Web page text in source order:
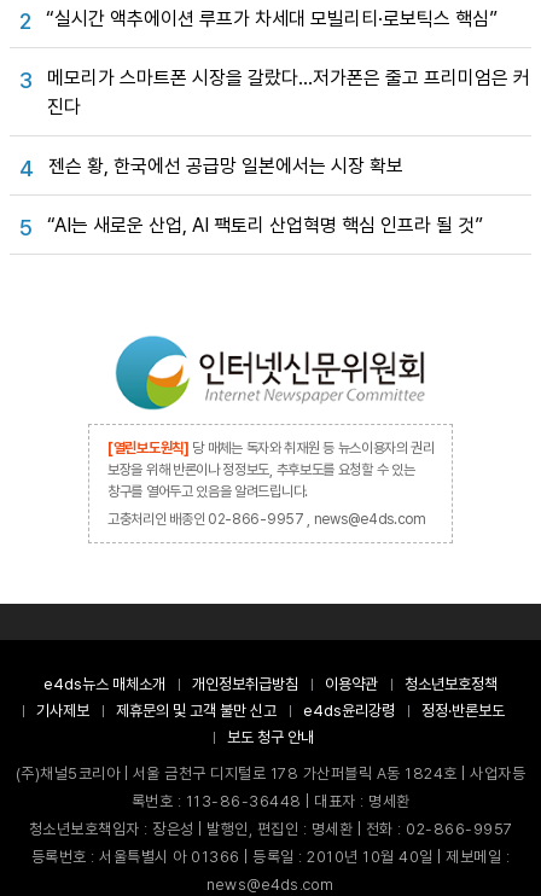
2 “실시간 액추에이션 루프가 차세대 모빌리티·로보틱스 핵심”
3
메모리가 스마트폰 시장을 갈랐다…저가폰은 줄고 프리미엄은 커
진다
4 젠슨 황, 한국에선 공급망 일본에서는 시장 확보
5 “AI는 새로운 산업, AI 팩토리 산업혁명 핵심 인프라 될 것”
[열린보도원칙] 당 매체는 독자와 취재원 등 뉴스이용자의 권리
보장을 위해 반론이나 정정보도, 추후보도를 요청할 수 있는
창구를 열어두고 있음을 알려드립니다.
고충처리인 배종인 02-866-9957 , news@e4ds.com
e4ds뉴스 매체소개 개인정보취급방침 이용약관
청소년보호정책
기사제보
제휴문의 및 고객 불만 신고 e4ds윤리강령
정정·반론보도
보도 청구 안내
(주)채널5코리아 | 서울 금천구 디지털로 178 가산퍼블릭 A동 1824호 | 사업자등
록번호 : 113-86-36448 | 대표자 : 명세환
청소년보호책임자 : 장은성 | 발행인, 편집인 : 명세환 | 전화 : 02-866-9957
등록번호 : 서울특별시 아 01366 | 등록일 : 2010년 10월 40일 | 제보메일 :
news@e4ds.com